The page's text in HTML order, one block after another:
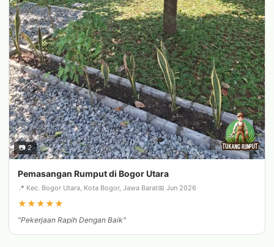
📷 2
Pemasangan Rumput di Bogor Utara
📍 Kec. Bogor Utara, Kota Bogor, Jawa Barat📅 Jun 2026
★★★★★
"Pekerjaan Rapih Dengan Baik"